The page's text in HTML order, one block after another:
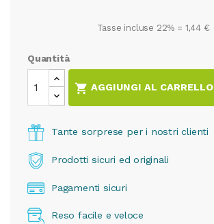
Tasse incluse 22% = 1,44 €
Quantità
 AGGIUNGI AL CARRELLO
Tante sorprese per i nostri clienti
Prodotti sicuri ed originali
Pagamenti sicuri
Reso facile e veloce